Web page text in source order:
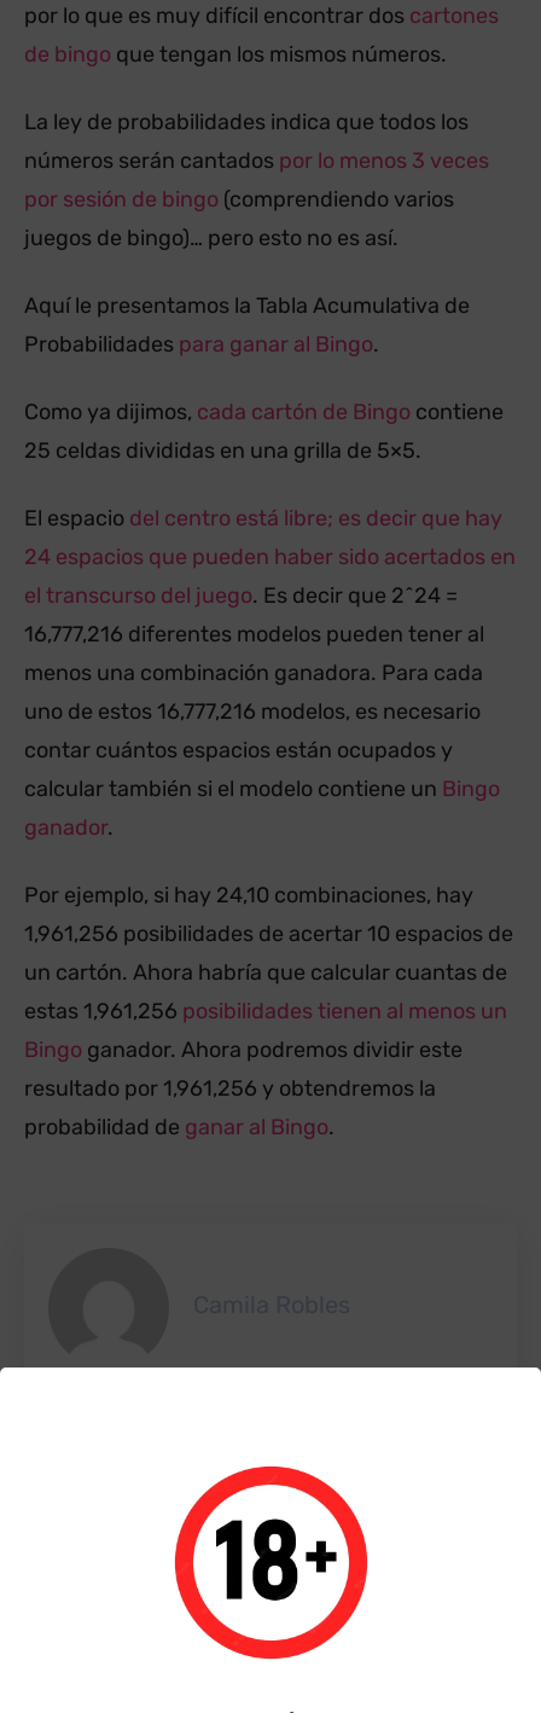
por lo que es muy difícil encontrar dos cartones
de bingo que tengan los mismos números.
La ley de probabilidades indica que todos los
números serán cantados por lo menos 3 veces
por sesión de bingo (comprendiendo varios
juegos de bingo)… pero esto no es así.
Aquí le presentamos la Tabla Acumulativa de
Probabilidades para ganar al Bingo.
Como ya dijimos, cada cartón de Bingo contiene
25 celdas divididas en una grilla de 5×5.
El espacio del centro está libre; es decir que hay
24 espacios que pueden haber sido acertados en
el transcurso del juego. Es decir que 2^24 =
16,777,216 diferentes modelos pueden tener al
menos una combinación ganadora. Para cada
uno de estos 16,777,216 modelos, es necesario
contar cuántos espacios están ocupados y
calcular también si el modelo contiene un Bingo
ganador.
Por ejemplo, si hay 24,10 combinaciones, hay
1,961,256 posibilidades de acertar 10 espacios de
un cartón. Ahora habría que calcular cuantas de
estas 1,961,256 posibilidades tienen al menos un
Bingo ganador. Ahora podremos dividir este
resultado por 1,961,256 y obtendremos la
probabilidad de ganar al Bingo.
Share This Post